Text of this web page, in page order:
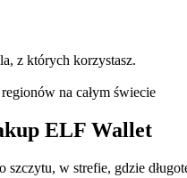
z których korzystasz.
na całym świecie
ELF Wallet
w strefie, gdzie